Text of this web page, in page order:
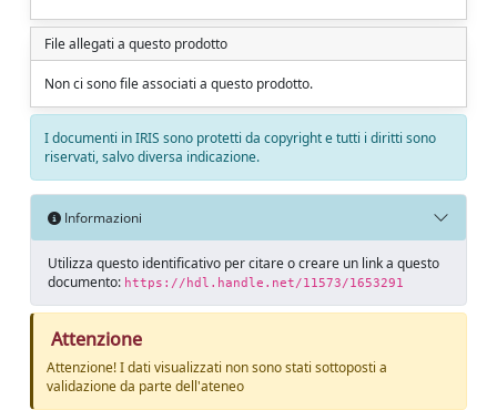
File allegati a questo prodotto
Non ci sono file associati a questo prodotto.
I documenti in IRIS sono protetti da copyright e tutti i diritti sono
riservati, salvo diversa indicazione.
Informazioni
Utilizza questo identificativo per citare o creare un link a questo
documento: https://hdl.handle.net/11573/1653291
Attenzione
Attenzione! I dati visualizzati non sono stati sottoposti a
validazione da parte dell'ateneo